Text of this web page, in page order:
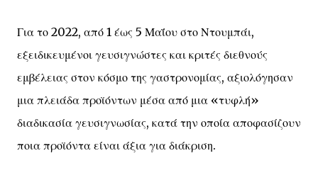
Για το 2022, από 1 έως 5 Μαΐου στο Ντουμπάι,
εξειδικευμένοι γευσιγνώστες και κριτές διεθνούς
εμβέλειας στον κόσμο της γαστρονομίας, αξιολόγησαν
μια πλειάδα προϊόντων μέσα από μια «τυφλή»
διαδικασία γευσιγνωσίας, κατά την οποία αποφασίζουν
ποια προϊόντα είναι άξια για διάκριση.